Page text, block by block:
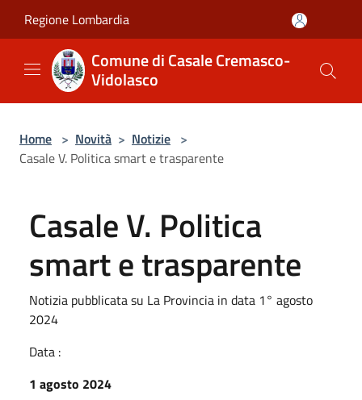
Regione Lombardia
Comune di Casale Cremasco-
Vidolasco
Home > Novità > Notizie >
Casale V. Politica smart e trasparente
Casale V. Politica
smart e trasparente
Notizia pubblicata su La Provincia in data 1° agosto
2024
Data :
1 agosto 2024